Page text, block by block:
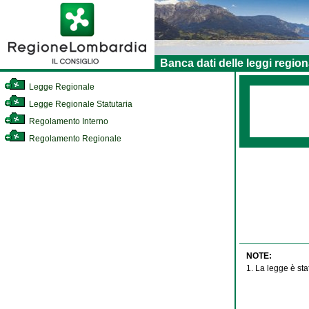
Banca dati delle leggi
Legge Regionale
Legge Regionale Statutaria
Regolamento Interno
Regolamento Regionale
NOTE:
1. La legge è